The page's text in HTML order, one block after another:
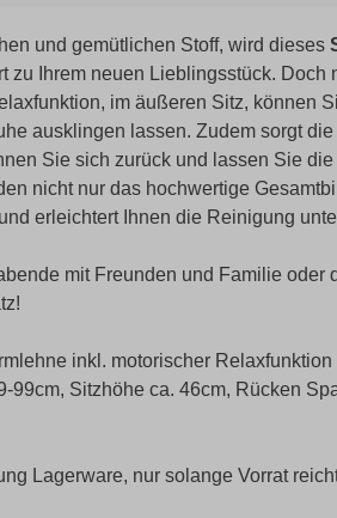
und gemütlichen Stoff, wird dieses
zu Ihrem neuen Lieblingsstück. Doch
im äußeren Sitz, können
ausklingen lassen. Zudem sorgt
Sie sich zurück und lassen Sie
nicht nur das hochwertige
erleichtert Ihnen die Reinigung
mit Freunden und Familie oder
inkl. motorischer
Sitzhöhe ca. 46cm, Rücken
Lagerware, nur solange Vorrat